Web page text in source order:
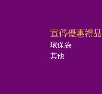
宣傳優惠禮品
環保袋
其他